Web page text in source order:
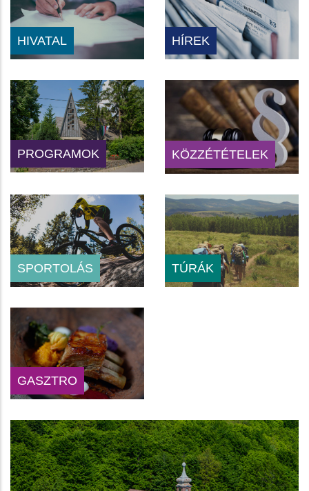
HIVATAL HÍREK
PROGRAMOK KÖZZÉTÉTELEK
SPORTOLÁS TÚRÁK
GASZTRO